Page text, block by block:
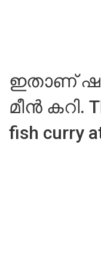
ഇതാണ്
മീൻ കറി.
fish curry